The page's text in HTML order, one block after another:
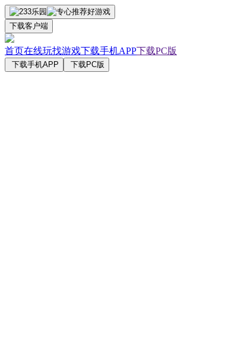
下载客户端
首页在线玩找游戏下载手机APP下载PC版
下载手机APP 下载PC版